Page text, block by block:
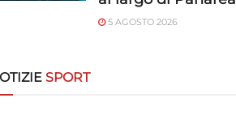
5 AGOSTO 2026
SPORT